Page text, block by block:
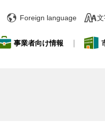
Foreign language
事業者向け情報